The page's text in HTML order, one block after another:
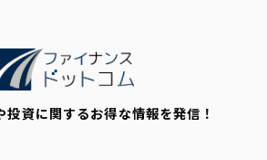
投資に関するお得な情報を発信！